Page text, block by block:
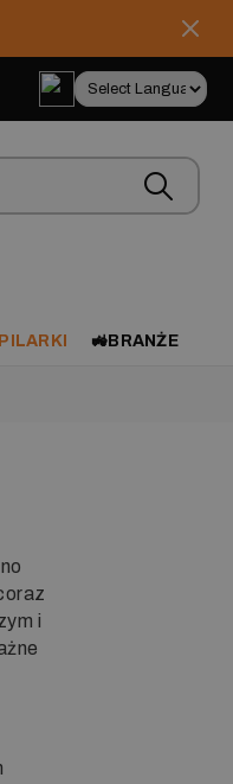
PILARKI 🚜BRANŻE
i